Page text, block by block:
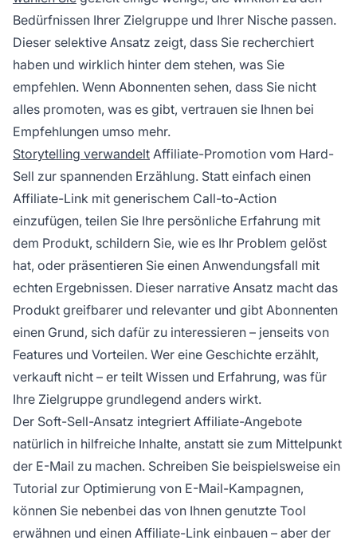
Bedürfnissen Ihrer Zielgruppe und Ihrer Nische passen.
Dieser selektive Ansatz zeigt, dass Sie recherchiert
haben und wirklich hinter dem stehen, was Sie
empfehlen. Wenn Abonnenten sehen, dass Sie nicht
alles promoten, was es gibt, vertrauen sie Ihnen bei
Empfehlungen umso mehr.
Storytelling verwandelt Affiliate-Promotion vom Hard-
Sell zur spannenden Erzählung. Statt einfach einen
Affiliate-Link mit generischem Call-to-Action
einzufügen, teilen Sie Ihre persönliche Erfahrung mit
dem Produkt, schildern Sie, wie es Ihr Problem gelöst
hat, oder präsentieren Sie einen Anwendungsfall mit
echten Ergebnissen. Dieser narrative Ansatz macht das
Produkt greifbarer und relevanter und gibt Abonnenten
einen Grund, sich dafür zu interessieren – jenseits von
Features und Vorteilen. Wer eine Geschichte erzählt,
verkauft nicht – er teilt Wissen und Erfahrung, was für
Ihre Zielgruppe grundlegend anders wirkt.
Der Soft-Sell-Ansatz integriert Affiliate-Angebote
natürlich in hilfreiche Inhalte, anstatt sie zum Mittelpunkt
der E-Mail zu machen. Schreiben Sie beispielsweise ein
Tutorial zur Optimierung von E-Mail-Kampagnen,
können Sie nebenbei das von Ihnen genutzte Tool
erwähnen und einen Affiliate-Link einbauen – aber der